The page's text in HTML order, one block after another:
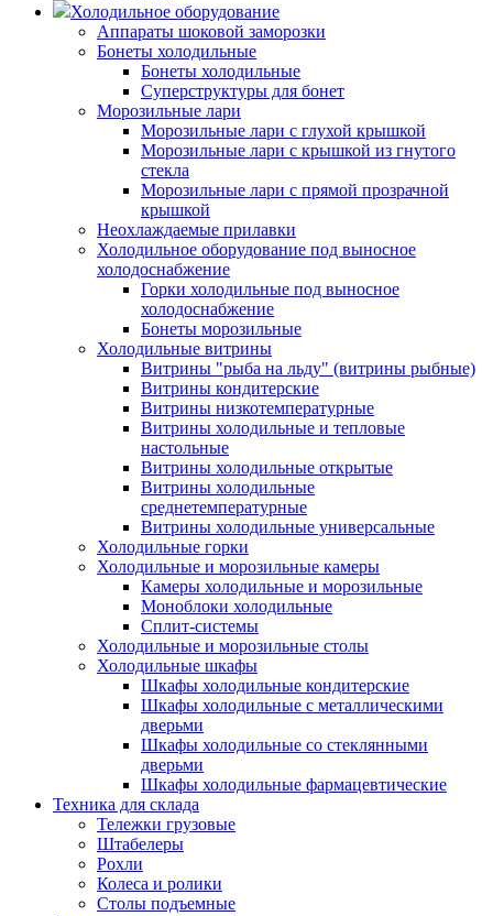
Холодильное оборудование
Аппараты шоковой заморозки
Бонеты холодильные
Бонеты холодильные
Суперструктуры для бонет
Морозильные лари
Морозильные лари с глухой крышкой
Морозильные лари с крышкой из гнутого
стекла
Морозильные лари с прямой прозрачной
крышкой
Неохлаждаемые прилавки
Холодильное оборудование под выносное
холодоснабжение
Горки холодильные под выносное
холодоснабжение
Бонеты морозильные
Холодильные витрины
Витрины "рыба на льду" (витрины рыбные)
Витрины кондитерские
Витрины низкотемпературные
Витрины холодильные и тепловые
настольные
Витрины холодильные открытые
Витрины холодильные
среднетемпературные
Витрины холодильные универсальные
Холодильные горки
Холодильные и морозильные камеры
Камеры холодильные и морозильные
Моноблоки холодильные
Сплит-системы
Холодильные и морозильные столы
Холодильные шкафы
Шкафы холодильные кондитерские
Шкафы холодильные с металлическими
дверьми
Шкафы холодильные со стеклянными
дверьми
Шкафы холодильные фармацевтические
Техника для склада
Тележки грузовые
Штабелеры
Рохли
Колеса и ролики
Столы подъемные